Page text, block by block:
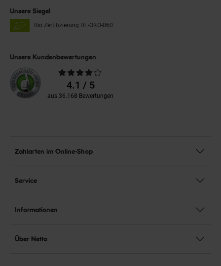
Unsere Siegel
Bio Zertifizierung DE-ÖKO-060
Unsere Kundenbewertungen
Durchschnittliche
Bewertungen4.1 / 5
aus 36.168 Bewertungen
Zahlarten im Online-Shop
Service
Informationen
Über Netto